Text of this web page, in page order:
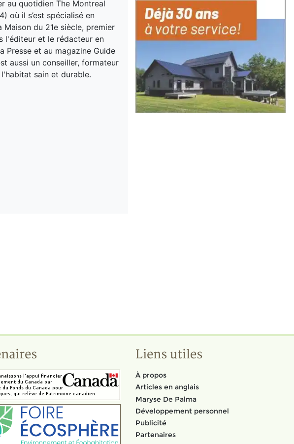
au quotidien The Montreal
où il s’est spécialisé en
du 21e siècle, premier
l'éditeur et le rédacteur en
Presse et au magazine Guide
aussi un conseiller, formateur
sain et durable.
Liens utiles
À propos
Articles en anglais
Maryse De Palma
Développement personnel
Publicité
Partenaires